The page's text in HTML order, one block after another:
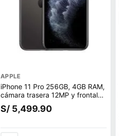
APPLE
iPhone 11 Pro 256GB, 4GB RAM,
cámara trasera 12MP y frontal
12MP, 5.8"", A13 Bionic, negro
S/ 5,499.90